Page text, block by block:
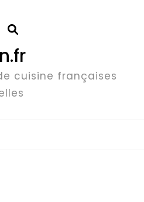
cuisine françaises